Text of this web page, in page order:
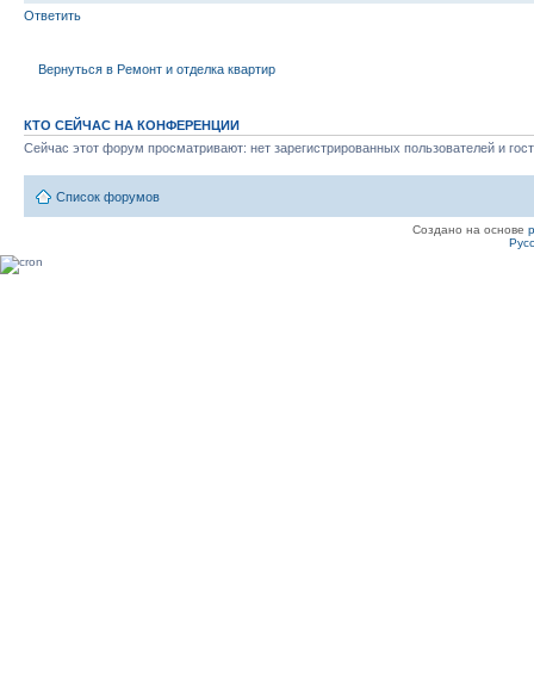
Ответить
Вернуться в Ремонт и отделка квартир
КТО СЕЙЧАС НА КОНФЕРЕНЦИИ
Сейчас этот форум просматривают: нет зарегистрированных пользователей и
Список форумов
Создано на основе